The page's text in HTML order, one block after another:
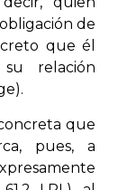
de
que él
relación
que
pues, a